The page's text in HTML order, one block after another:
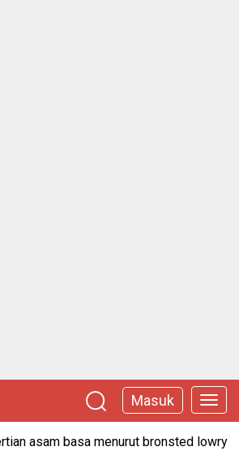
Masuk
asam basa menurut bronsted lowry